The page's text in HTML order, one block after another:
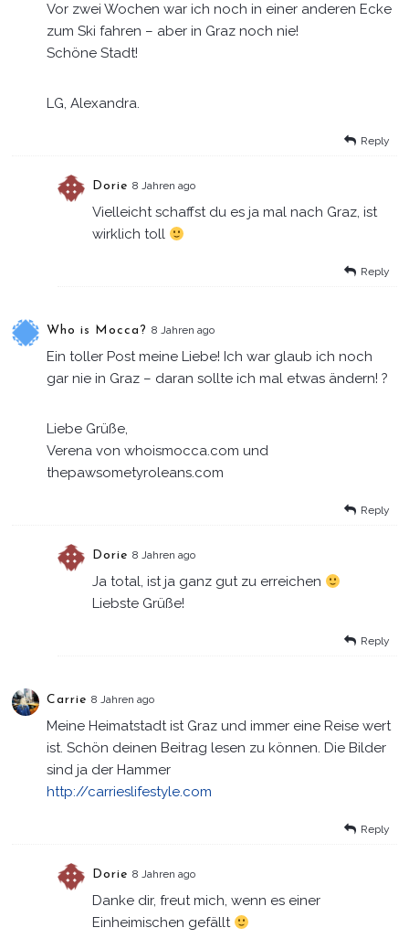
Reply
Vor zwei Wochen war ich noch in einer anderen Ecke
zum Ski fahren – aber in Graz noch nie!
Schöne Stadt!
LG, Alexandra.
Dorie 8 Jahren ago
Reply
Vielleicht schaffst du es ja mal nach Graz, ist
wirklich toll
Who is Mocca? 8 Jahren ago
Reply
Ein toller Post meine Liebe! Ich war glaub ich noch
gar nie in Graz – daran sollte ich mal etwas ändern! ?
Liebe Grüße,
Verena von whoismocca.com und
thepawsometyroleans.com
Dorie 8 Jahren ago
Reply
Ja total, ist ja ganz gut zu erreichen
Liebste Grüße!
Carrie 8 Jahren ago
Reply
Meine Heimatstadt ist Graz und immer eine Reise wert
ist. Schön deinen Beitrag lesen zu können. Die Bilder
sind ja der Hammer
http://carrieslifestyle.com
Dorie 8 Jahren ago
Danke dir, freut mich, wenn es einer
Einheimischen gefällt